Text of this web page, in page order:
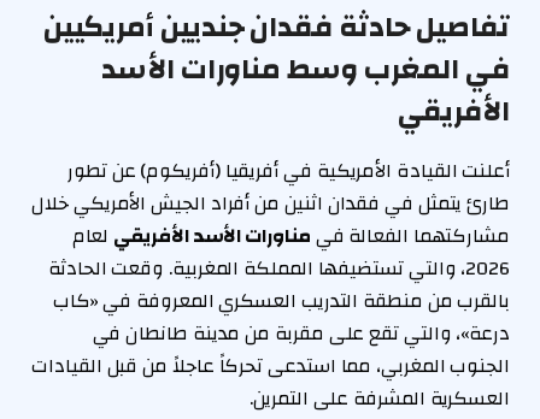
تفاصيل حادثة فقدان جنديين أمريكيين
في المغرب وسط مناورات الأسد
الأفريقي
أعلنت القيادة الأمريكية في أفريقيا (أفريكوم) عن تطور
طارئ يتمثل في فقدان اثنين من أفراد الجيش الأمريكي خلال
مشاركتهما الفعالة فيمناورات الأسد الأفريقي لعام
2026، والتي تستضيفها المملكة المغربية. وقعت الحادثة
بالقرب من منطقة التدريب العسكري المعروفة في «كاب
درعة»، والتي تقع على مقربة من مدينة طانطان في
الجنوب المغربي، مما استدعى تحركاً عاجلاً من قبل القيادات
العسكرية المشرفة على التمرين.